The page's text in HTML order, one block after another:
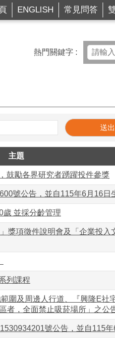
ENGLISH 常見問答
熱門關鍵字
主題
鼓勵各界研究者踴躍投件參獎
號公告，並自115年6月16日
歲 並採分齡管理
獎項徵件說明會及「企業投入
列課程
圍及周邊人行道、『興隆E社
者，全面禁止吸菸場所」之公
號公告，並自115